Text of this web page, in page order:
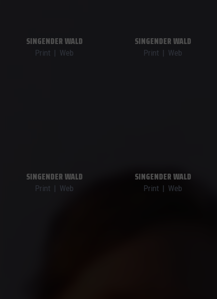
SINGENDER WALD
Print | Web
SINGENDER WALD
Print | Web
SINGENDER WALD
Print | Web
SINGENDER WALD
Print | Web